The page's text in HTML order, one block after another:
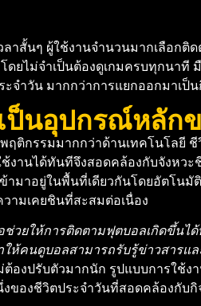
าสั้นๆ ผู้ใช้งานจำนวนมากเลือก
ดยไม่จำเป็นต้องดูเกมครบทุกน
จำวัน มากกว่าการแยกออกมาเป็น
ป็นอุปกรณ์หลัก
ติกรรมมากกว่าด้านเทคโนโลยี
งานได้ทันทีจึงสอดคล้องกับจังห
ามาอยู่ในพื้นที่เดียวกันโดยอัตโนมั
วามเคยชินที่สะสมต่อเนื่อง
ยให้การติดตามฟุตบอลเกิดขึ้นได้
ห้คนดูบอลสามารถรับรู้ข่าวสารแ
ต้องปรับตัวมากนัก รูปแบบการใ
ของชีวิตประจำวันที่สอดคล้องกับกิ